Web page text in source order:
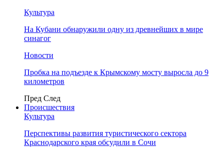
Культура
На Кубани обнаружили одну из древнейших в мире
синагог
Новости
Пробка на подъезде к Крымскому мосту выросла до 9
километров
Пред След
Происшествия
Культура
Перспективы развития туристического сектора
Краснодарского края обсудили в Сочи